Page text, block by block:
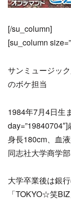
[/su_column]
[su_column
サンミュージッ
のボケ担当
1984年7月4日生
day=”19840704″]
身長180cm、血
同志社大学商学
大学卒業後は銀
「TOKYO☆笑